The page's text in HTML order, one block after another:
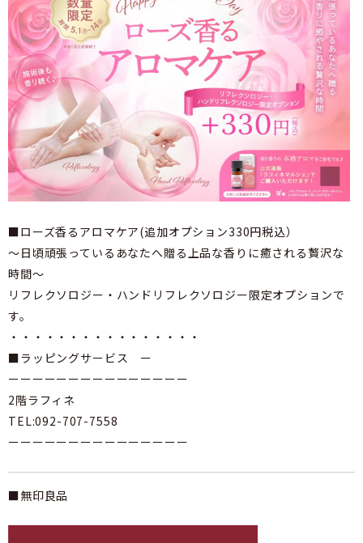
■ローズ香るアロマケア(追加オプション330円税込）
～日頃頑張っているあなたへ贈る上品な香りに癒される贅沢な
時間～
リフレクソロジー・ハンドリフレクソロジー限定オプションで
す。
・・・・・・・・・・・・・・・・
■ラッピングサービス ー
ーーーーーーーーーーーーーーー
2階ラフィネ
TEL:092-707-7558
ーーーーーーーーーーーーーーー
■無印良品